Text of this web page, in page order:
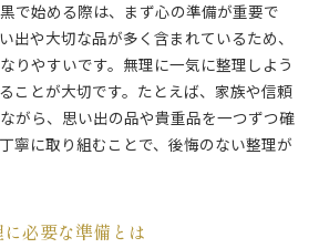
品整理に役立つ情報収集法
るための遺品整理サポート活用
理の心配を解消する方法
遺品整理を依頼するポイント
整理を依頼する業者選びの秘訣
整理士資格の有無を確認しよう
業内容と料金の目安を知る
で始める際は、まず心の準備が重要で
出や大切な品が多く含まれているため、
りやすいです。無理に一気に整理しよう
ことが大切です。たとえば、家族や信頼
がら、思い出の品や貴重品を一つずつ確
寧に取り組むことで、後悔のない整理が
必要な準備とは